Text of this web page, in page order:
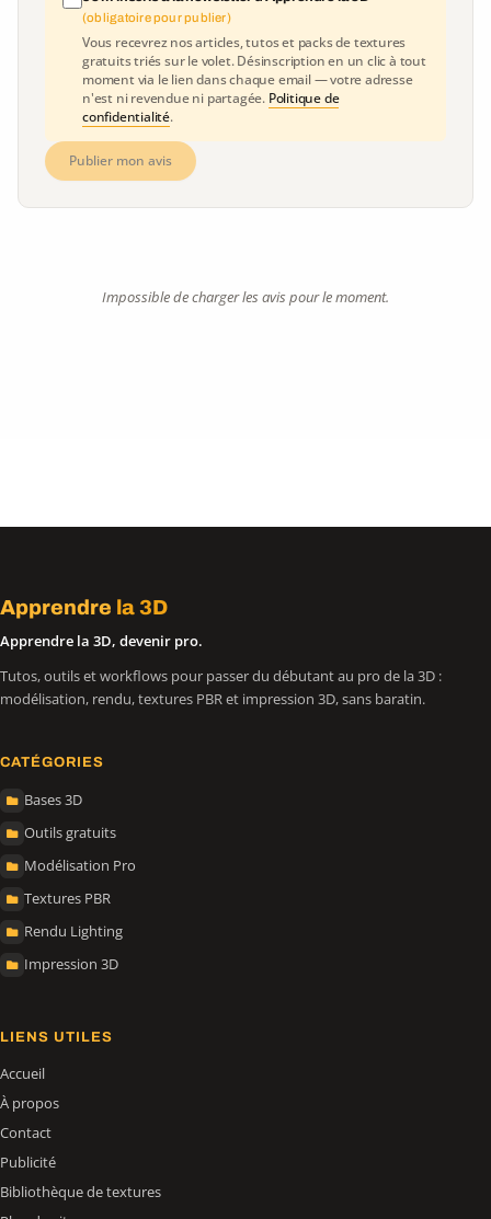
(obligatoire pour publier)
Vous recevrez nos articles, tutos et packs de textures
gratuits triés sur le volet. Désinscription en un clic à tout
moment via le lien dans chaque email — votre adresse
n'est ni revendue ni partagée. Politique de
confidentialité.
Publier mon avis
Impossible de charger les avis pour le moment.
Apprendre la 3D
Apprendre la 3D, devenir pro.
Tutos, outils et workflows pour passer du débutant au pro de la 3D :
modélisation, rendu, textures PBR et impression 3D, sans baratin.
CATÉGORIES
Bases 3D
Outils gratuits
Modélisation Pro
Textures PBR
Rendu Lighting
Impression 3D
LIENS UTILES
Accueil
À propos
Contact
Publicité
Bibliothèque de textures